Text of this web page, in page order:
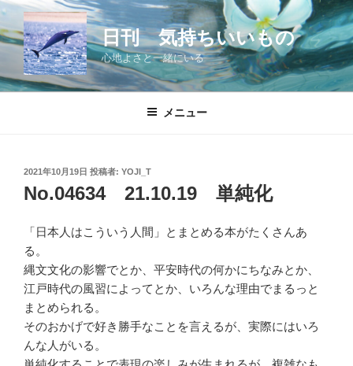
コ
ン
テ
ツ
日刊 気持ちいいもの
心地よさと一緒にいる
メニュー
投
稿
日:
2021年10月19日 投稿者: YOJI_T
No.04634 21.10.19 単純化
「日本人はこういう人間」とまとめる本がたくさんあ
る。
縄文文化の影響でとか、平安時代の何かにちなみとか、
江戸時代の風習によってとか、いろんな理由でまるっと
まとめられる。
そのおかげで好き勝手なことを言えるが、実際にはいろ
んな人がいる。